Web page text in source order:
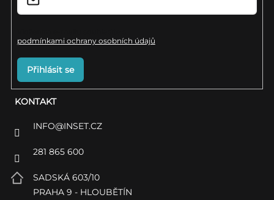
KONTAKT
INFO@INSET.CZ
281 865 600
SADSKÁ 603/10
PRAHA 9 - HLOUBĚTÍN
podmínkami ochrany osobních údajů
Přihlásit se